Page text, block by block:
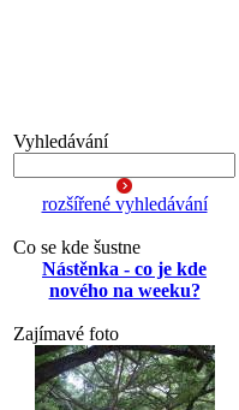
Vyhledávání
rozšířené vyhledávání
Co se kde šustne
Nástěnka - co je kde
nového na weeku?
Zajímavé foto